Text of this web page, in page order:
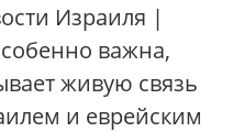
Израиля |
важна,
живую связь
и еврейским